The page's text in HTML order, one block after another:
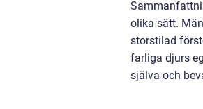
olika sätt.
storstilad
farliga djurs
själva och